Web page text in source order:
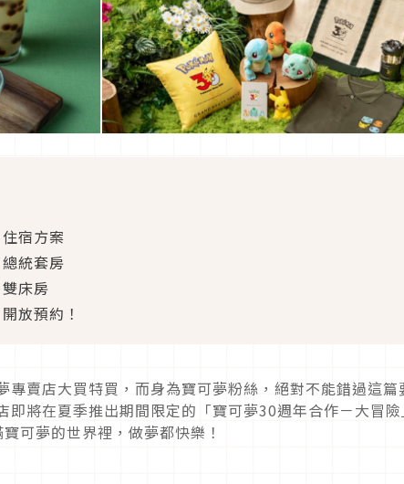
宿方案
統套房
床房
放預約！
專賣店大買特買，而身為寶可夢粉絲，絕對不能錯過這篇
即將在夏季推出期間限定的「寶可夢30週年合作－大冒
可夢的世界裡，做夢都快樂！